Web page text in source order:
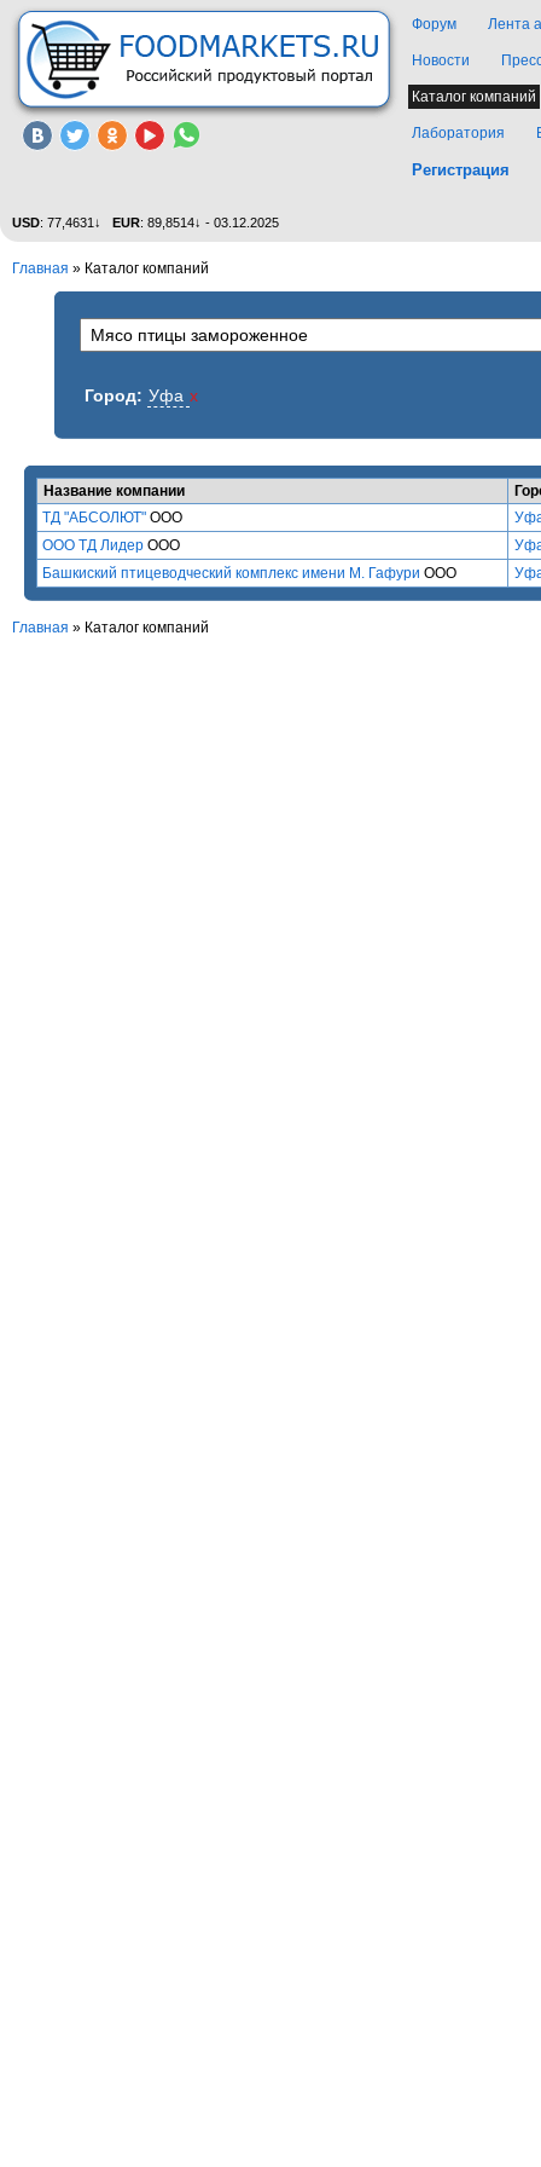
Форум Лента
Новости
Каталог компаний
Лаборатория
Регистрация
USD: 77,4631↓ EUR: 89,8514↓ - 03.12.2025
Главная » Каталог компаний
Город: Уфа x
Название компании
ТД "АБСОЛЮТ" ООО
ООО ТД Лидер ООО
Башкиский птицеводческий комплекс имени М. Гафури ООО
Главная » Каталог компаний